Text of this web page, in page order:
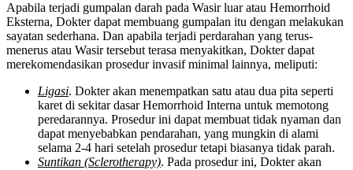
Apabila terjadi gumpalan darah pada Wasir luar atau Hemorrhoid
Eksterna, Dokter dapat membuang gumpalan itu dengan melakukan
sayatan sederhana. Dan apabila terjadi perdarahan yang terus-
menerus atau Wasir tersebut terasa menyakitkan, Dokter dapat
merekomendasikan prosedur invasif minimal lainnya, meliputi:
Ligasi. Dokter akan menempatkan satu atau dua pita seperti
karet di sekitar dasar Hemorrhoid Interna untuk memotong
peredarannya. Prosedur ini dapat membuat tidak nyaman dan
dapat menyebabkan pendarahan, yang mungkin di alami
selama 2-4 hari setelah prosedur tetapi biasanya tidak parah.
Suntikan (Sclerotherapy). Pada prosedur ini, Dokter akan